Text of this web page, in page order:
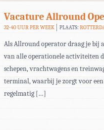
Vacature Allround
32-40 UUR PER WEEK PLAATS:
Als Allround operator draag je bij
van alle operationele activiteiten
schepen, vrachtwagens en
terminal, waarbij je zorgt voor
regelmatig […]